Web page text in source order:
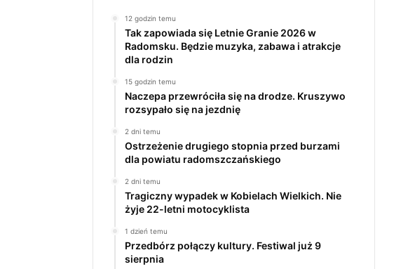
12 godzin temu
Tak zapowiada się Letnie Granie 2026 w
Radomsku. Będzie muzyka, zabawa i atrakcje
dla rodzin
15 godzin temu
Naczepa przewróciła się na drodze. Kruszywo
rozsypało się na jezdnię
2 dni temu
Ostrzeżenie drugiego stopnia przed burzami
dla powiatu radomszczańskiego
2 dni temu
Tragiczny wypadek w Kobielach Wielkich. Nie
żyje 22-letni motocyklista
1 dzień temu
Przedbórz połączy kultury. Festiwal już 9
sierpnia